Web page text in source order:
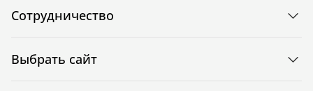
Сотрудничество
Выбрать сайт